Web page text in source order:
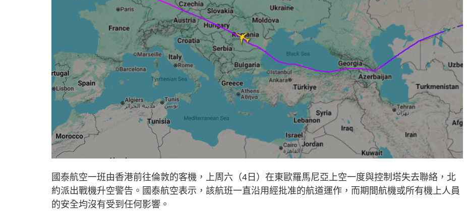
國泰航空一班由香港前往倫敦的客機，上周六（4日）在東歐羅馬尼亞上空一度與控制塔失去聯絡，北
約派出戰機升空警告。國泰航空表示，該航班一直沿用經批准的航道運作，而期間航機或所有機上人員
的安全均沒有受到任何影響。